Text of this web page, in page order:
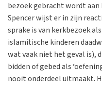
bezoek gebracht wordt
Spencer wijst er in zijn
sprake is van kerkbezoek
islamitische kinderen
wat vaak niet het geval is),
bidden of gebed als
nooit onderdeel uitmaakt.